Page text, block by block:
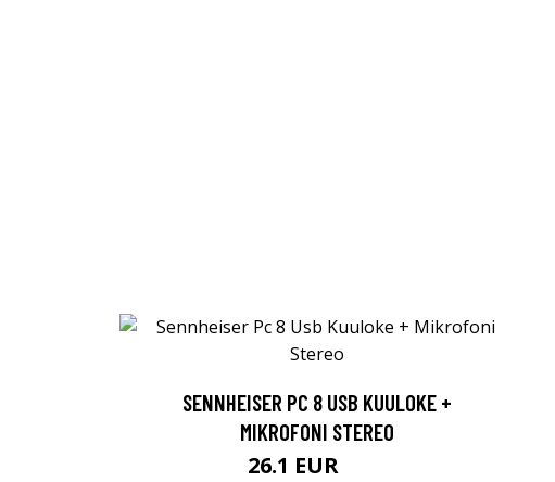
SENNHEISER PC 8 USB KUULOKE +
MIKROFONI STEREO
26.1 EUR